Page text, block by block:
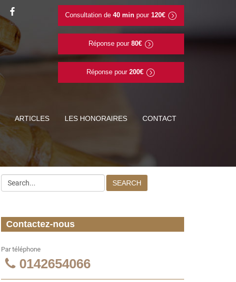
Consultation de 40 minpour 120€
Réponse pour 80€
Réponse pour 200€
ARTICLES LES HONORAIRES CONTACT
SEARCH
Contactez-nous
Par téléphone
0142654066